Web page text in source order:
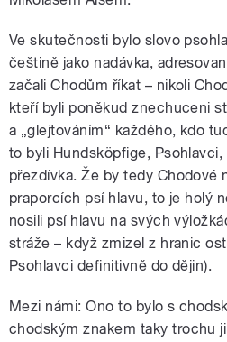
Ve skutečnosti bylo slovo
češtině jako nadávka,
začali Chodům říkat – nikoli
kteří byli poněkud znechuceni
a „glejtováním“ každého, kdo
to byli Hundsköpfige,
přezdívka. Že by tedy Chodové
praporcích psí hlavu, to je holý
nosili psí hlavu na svých
stráže – když zmizel z hranic
Psohlavci definitivně do dějin).
Mezi námi: Ono to bylo s
chodským znakem taky trochu